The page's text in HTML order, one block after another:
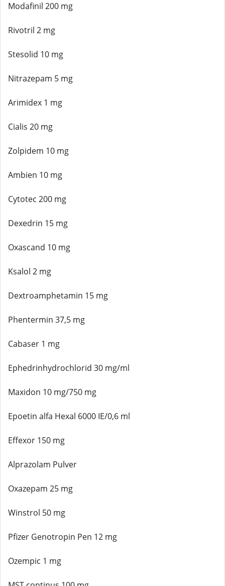
Modafinil 200 mg
Rivotril 2 mg
Stesolid 10 mg
Nitrazepam 5 mg
Arimidex 1 mg
Cialis 20 mg
Zolpidem 10 mg
Ambien 10 mg
Cytotec 200 mg
Dexedrin 15 mg
Oxascand 10 mg
Ksalol 2 mg
Dextroamphetamin 15 mg
Phentermin 37,5 mg
Cabaser 1 mg
Ephedrinhydrochlorid 30 mg/ml
Maxidon 10 mg/750 mg
Epoetin alfa Hexal 6000 IE/0,6 ml
Effexor 150 mg
Alprazolam Pulver
Oxazepam 25 mg
Winstrol 50 mg
Pfizer Genotropin Pen 12 mg
Ozempic 1 mg